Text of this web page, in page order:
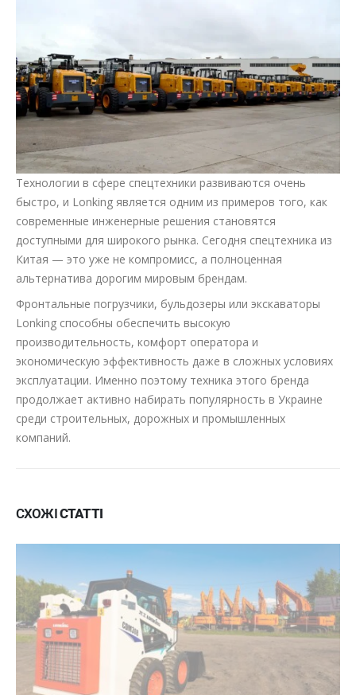
Технологии в сфере спецтехники развиваются очень
быстро, и Lonking является одним из примеров того, как
современные инженерные решения становятся
доступными для широкого рынка. Сегодня спецтехника из
Китая — это уже не компромисс, а полноценная
альтернатива дорогим мировым брендам.
Фронтальные погрузчики, бульдозеры или экскаваторы
Lonking способны обеспечить высокую
производительность, комфорт оператора и
экономическую эффективность даже в сложных условиях
эксплуатации. Именно поэтому техника этого бренда
продолжает активно набирать популярность в Украине
среди строительных, дорожных и промышленных
компаний.
СХОЖІСТАТТІ